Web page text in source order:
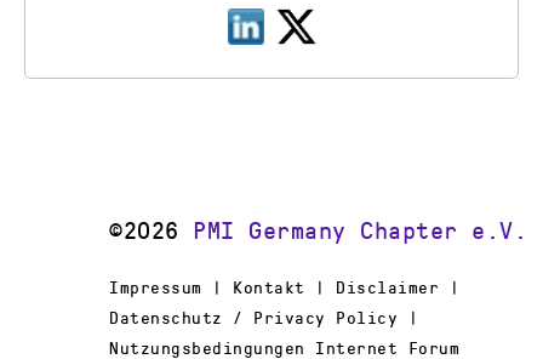
©2026 PMI Germany Chapter e.V.
Impressum | Kontakt | Disclaimer |
Datenschutz / Privacy Policy |
Nutzungsbedingungen Internet Forum